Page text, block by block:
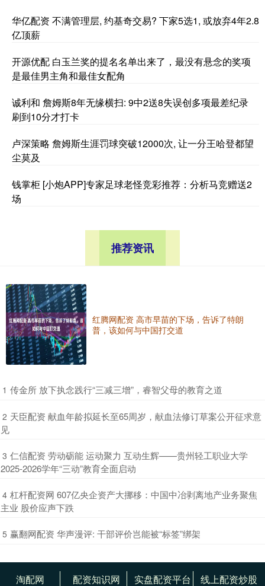
华亿配资 不满管理层, 约基奇交易? 下家5选1, 或放弃4年2.8
亿顶薪
开源优配 白玉兰奖的提名名单出来了，最没有悬念的奖项
是最佳男主角和最佳女配角
诚利和 詹姆斯8年无缘横扫: 9中2送8失误创多项最差纪录
刷到10分才打卡
卢深策略 詹姆斯生涯罚球突破12000次, 让一分王哈登都望
尘莫及
钱掌柜 [小炮APP]专家足球老怪竞彩推荐：分析马竞赠送2
场
推荐资讯
红腾网配资 高市早苗的下场，告诉了特朗
普，该如何与中国打交道
1 ​传金所 放下执念践行“三减三增”，睿智父母的教育之道
2 ​天臣配资 献血年龄拟延长至65周岁，献血法修订草案公开征求意
见
3 ​仁信配资 劳动砺能 运动聚力 互动生辉——贵州轻工职业大学
2025-2026学年“三动”教育全面启动
4 ​杠杆配资网 607亿央企资产大挪移：中国中冶剥离地产业务聚焦
主业 股价应声下跌
5 ​赢翻网配资 华声漫评: 干部评价岂能被“标签”绑架
淘配网 配资知识网 实盘配资平台 线上配资炒股